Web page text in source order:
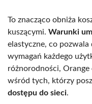
To znacząco obniża
kuszącymi. Warunki
elastyczne, co
wymagań każdego
różnorodności, Orange
wśród tych, którzy
dostępu do sieci.